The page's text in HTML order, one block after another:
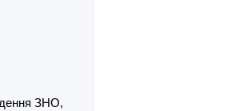
ЗНО,